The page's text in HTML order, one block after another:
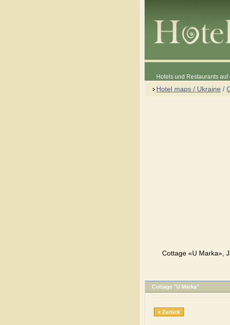
Hotels und Restaurants auf
Hotel maps / Ukraine /
Cottage «U Marka»,
Cottage "U Marka"
« Zurück